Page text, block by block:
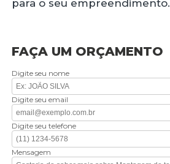
para o seu empreendimento.
FAÇA UM ORÇAMENTO
Digite seu nome
Digite seu email
Digite seu telefone
Mensagem